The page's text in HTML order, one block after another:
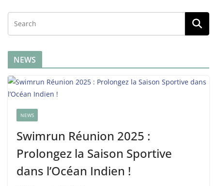
NEWS
NEWS
Swimrun Réunion 2025 :
Prolongez la Saison Sportive
dans l’Océan Indien !